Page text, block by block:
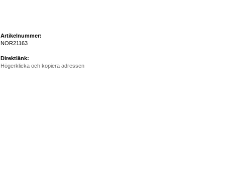
Artikelnummer:
NOR21163
Direktlänk:
Högerklicka och kopiera adressen